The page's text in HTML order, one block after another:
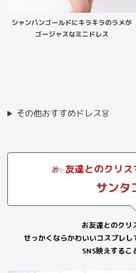
シャンパンゴールドにキラキラのラメが
ゴージャスなミニドレス
その他おすすめドレス👗
🎁✨友達とのクリ
サンタ
お友達とのクリ
せっかくならかわいいコスプレ
SNS映えするこ